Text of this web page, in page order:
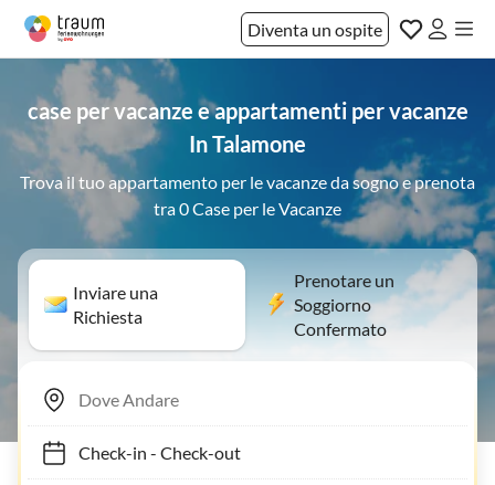
Diventa un ospite
case per vacanze e appartamenti per vacanze
In Talamone
Trova il tuo appartamento per le vacanze da sogno e prenota
tra 0 Case per le Vacanze
Inviare una
Richiesta
Prenotare un
Soggiorno
Confermato
Check-in- Check-out